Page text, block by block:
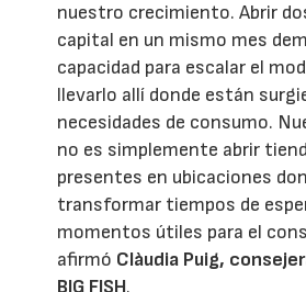
nuestro crecimiento. Abrir
capital en un mismo mes
capacidad para escalar el
llevarlo allí donde están
necesidades de consumo.
no es simplemente abrir
presentes en ubicaciones
transformar tiempos de
momentos útiles para el
afirmó Clàudia Puig,
BIG FISH.